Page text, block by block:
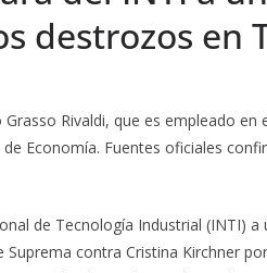
destrozos en
Rivaldi, que es empleado
Economía. Fuentes oficiales
de Tecnología Industrial (INTI)
contra Cristina Kirchner